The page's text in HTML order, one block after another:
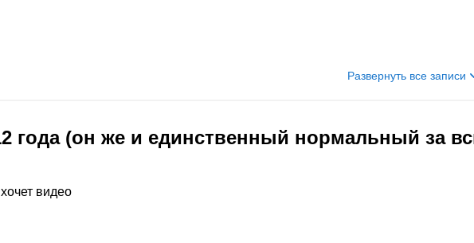
Развернуть все записи
года (он же и единственный нормальный за
видео